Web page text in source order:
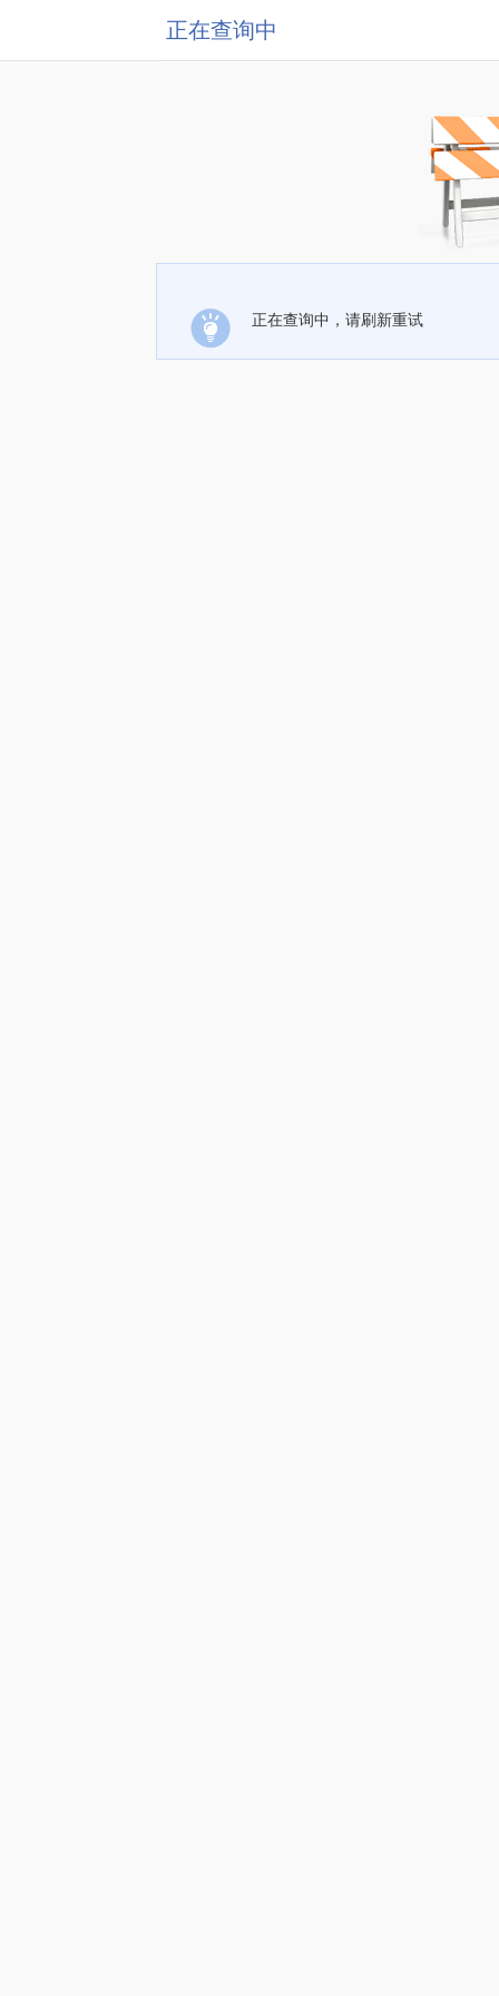
正在查询中
正在查询中，请刷新重试